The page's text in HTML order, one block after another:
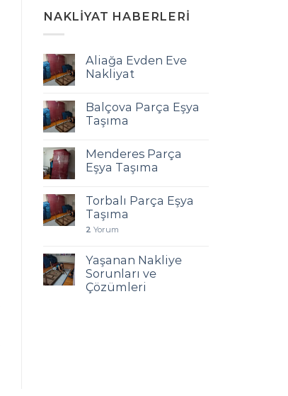
NAKLIYAT HABERLERI
Aliağa Evden Eve
Nakliyat
Balçova Parça Eşya
Taşıma
Menderes Parça
Eşya Taşıma
Torbalı Parça Eşya
Taşıma
2 Yorum
Yaşanan Nakliye
Sorunları ve
Çözümleri